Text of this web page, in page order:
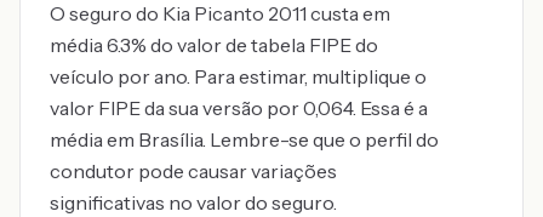
O seguro do Kia Picanto 2011 custa em
média 6.3% do valor de tabela FIPE do
veículo por ano. Para estimar, multiplique o
valor FIPE da sua versão por 0,064. Essa é a
média em Brasília. Lembre-se que o perfil do
condutor pode causar variações
significativas no valor do seguro.